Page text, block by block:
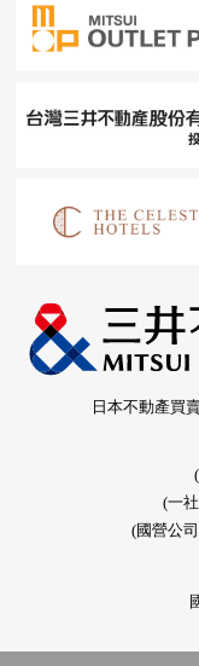
日本不動產買
(一
(國營公